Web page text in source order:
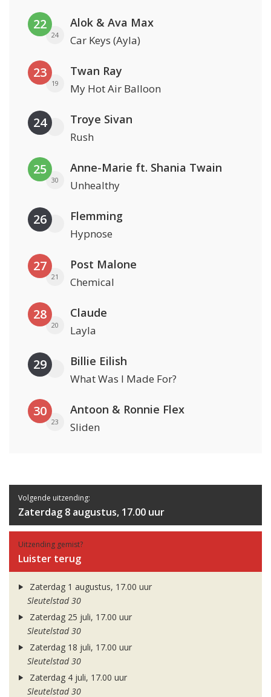
22
24
Alok & Ava Max
Car Keys (Ayla)
23
19
Twan Ray
My Hot Air Balloon
24 Troye Sivan
Rush
25
30
Anne-Marie ft. Shania Twain
Unhealthy
26 Flemming
Hypnose
27
21
Post Malone
Chemical
28
20
Claude
Layla
29 Billie Eilish
What Was I Made For?
30
23
Antoon & Ronnie Flex
Sliden
Volgende uitzending:
Zaterdag 8 augustus, 17.00 uur
Uitzending gemist?
Luister terug
Zaterdag 1 augustus, 17.00 uur
Sleutelstad 30
Zaterdag 25 juli, 17.00 uur
Sleutelstad 30
Zaterdag 18 juli, 17.00 uur
Sleutelstad 30
Zaterdag 4 juli, 17.00 uur
Sleutelstad 30